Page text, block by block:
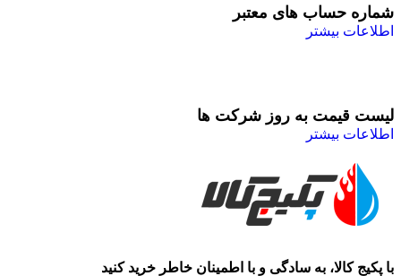
شماره حساب های معتبر
اطلاعات بیشتر
لیست قیمت به روز شرکت ها
اطلاعات بیشتر
با پکیج کالا، به سادگی و با اطمینان خاطر خرید کنید